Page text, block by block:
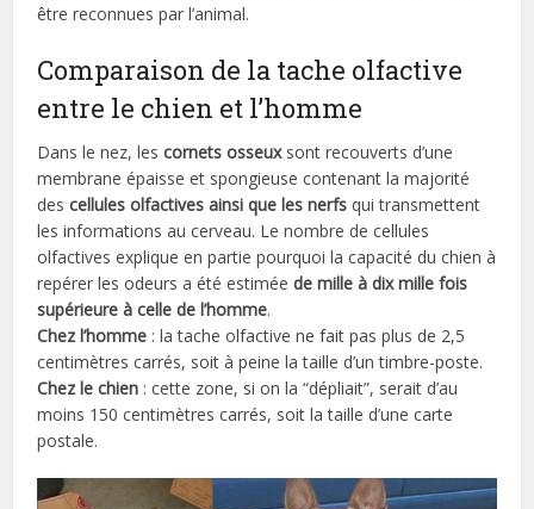
être reconnues par l’animal.
Comparaison de la tache olfactive
entre le chien et l’homme
Dans le nez, lescornets osseuxsont recouverts d’une
membrane épaisse et spongieuse contenant la majorité
descellules olfactives ainsi que les nerfs qui transmettent
les informations au cerveau. Le nombre de cellules
olfactives explique en partie pourquoi la capacité du chien à
repérer les odeurs a été estiméede mille à dix mille fois
supérieure à celle de l’homme.
Chez l’homme : la tache olfactive ne fait pas plus de 2,5
centimètres carrés, soit à peine la taille d’un timbre-poste.
Chez le chien : cette zone, si on la “dépliait”, serait d’au
moins 150 centimètres carrés, soit la taille d’une carte
postale.